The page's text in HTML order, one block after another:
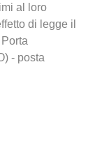
al loro
di legge il
- posta